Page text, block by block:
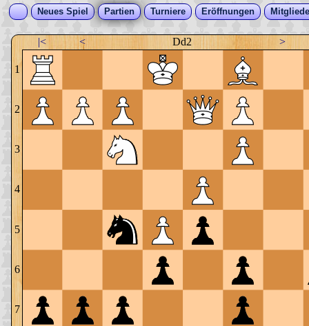
Neues Spiel Partien Turniere Eröffnungen
|< < Dd2 >
1
2
3
4
5
6
7